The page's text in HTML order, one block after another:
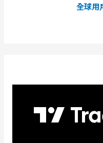
全球用